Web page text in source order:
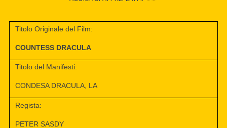
Titolo Originale del Film:
COUNTESS DRACULA
Titolo del Manifesti:
CONDESA DRACULA, LA
Regista:
PETER SASDY